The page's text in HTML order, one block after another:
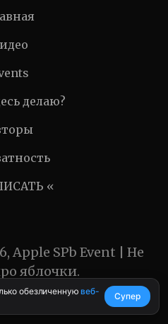
делаю?
«
Apple SPb Event | Не
яблочки.
обезличеннуювеб-
Супер